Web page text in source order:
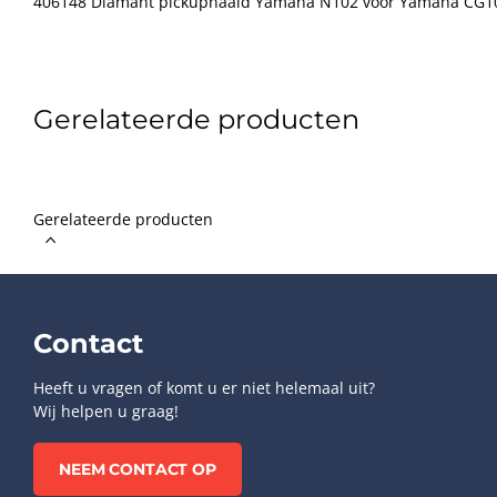
Gerelateerde producten
Gerelateerde producten
Contact
Heeft u vragen of komt u er niet helemaal uit?
Wij helpen u graag!
NEEM CONTACT OP